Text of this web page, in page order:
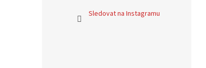
Sledovat na Instagramu